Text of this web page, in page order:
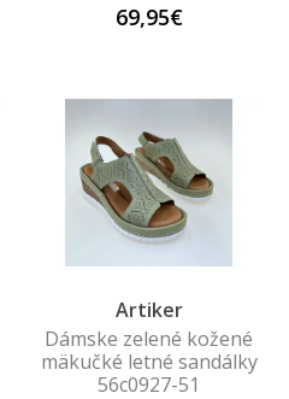
69,95€
Artiker
Dámske zelené kožené
mäkučké letné sandálky
56c0927-51